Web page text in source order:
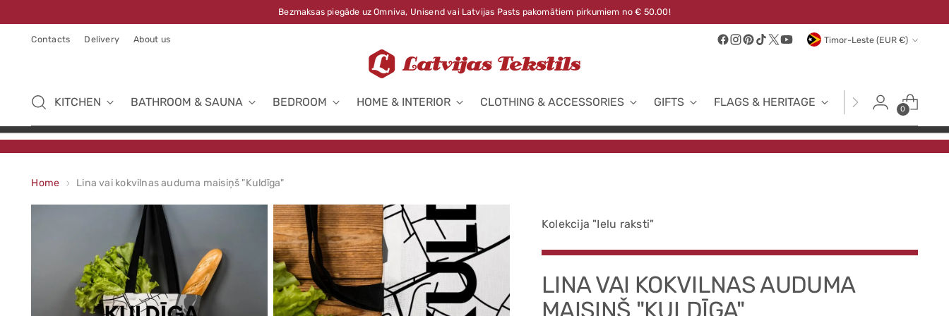
Bezmaksas piegāde uz Omniva, Unisend vai Latvijas Pasts pakomātiem pirkumiem no € 50.00!
Contacts Delivery About us Currency Timor-Leste (EUR €)
KITCHEN BATHROOM & SAUNA BEDROOM HOME & INTERIOR CLOTHING & ACCESSORIES GIFTS FLAGS & HERITAGE FABRICS
0
Home Lina vai kokvilnas auduma maisiņš "Kuldīga"
Kolekcija "Ielu raksti"
LINA VAI KOKVILNAS AUDUMA
MAISIŅŠ "KULDĪGA"